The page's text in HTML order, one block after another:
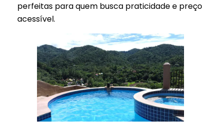
perfeitas para quem busca praticidade e preço
acessível.